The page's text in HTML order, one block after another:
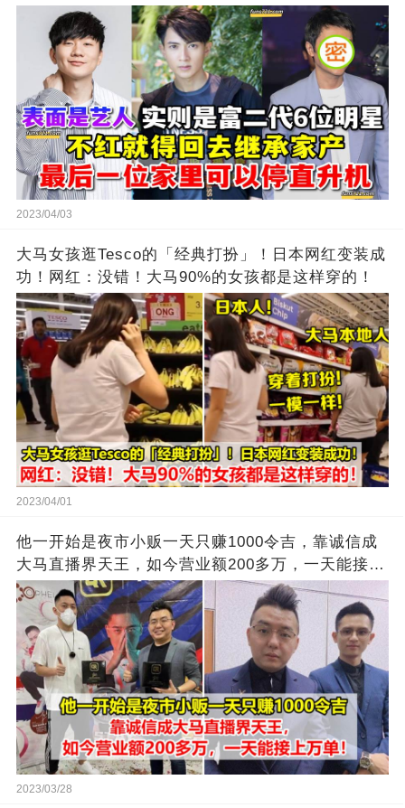
2023/04/03
大马女孩逛Tesco的「经典打扮」！日本网红变装成
功！网红：没错！大马90%的女孩都是这样穿的！
2023/04/01
他一开始是夜市小贩一天只赚1000令吉，靠诚信成
大马直播界天王，如今营业额200多万，一天能接上
万单
2023/03/28